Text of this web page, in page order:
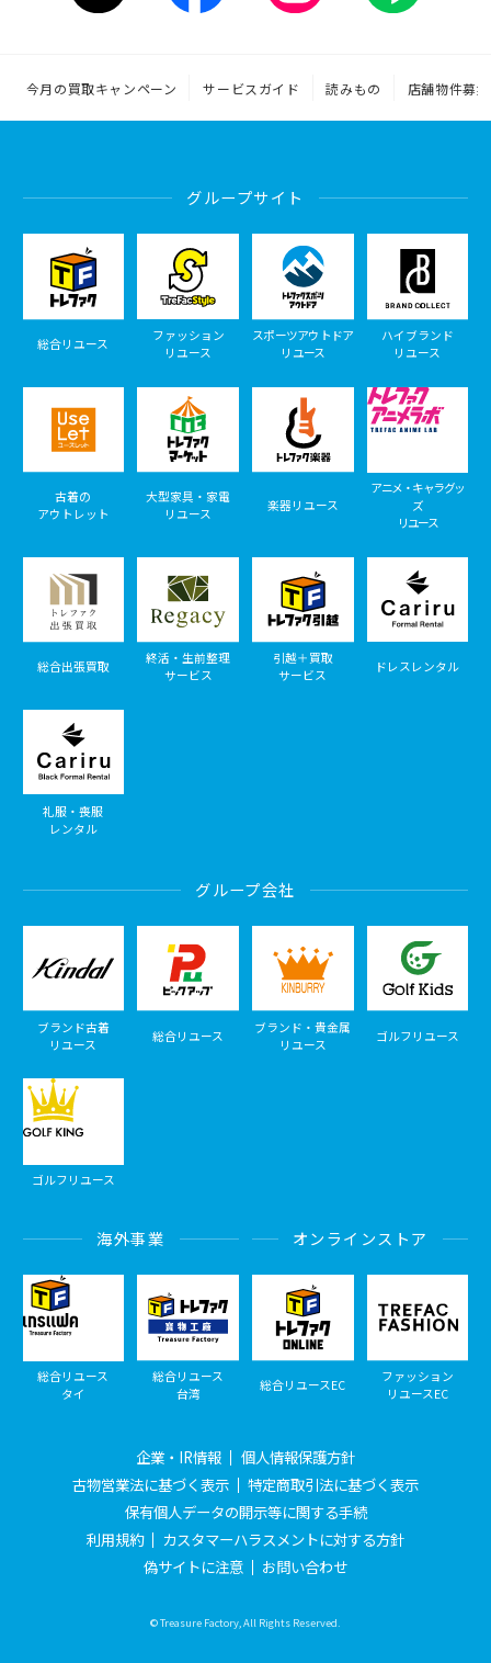
今月の買取キャンペーン サービスガイド 読みもの 店舗物件募集
グループサイト
総合リユース
ファッション
リユース
スポーツアウトドア
リユース
ハイブランド
リユース
古着の
アウトレット
大型家具・家電
リユース
楽器リユース
アニメ・キャラグッ
ズ
リユース
総合出張買取
終活・生前整理
サービス
引越＋買取
サービス
ドレスレンタル
礼服・喪服
レンタル
グループ会社
ブランド古着
リユース
総合リユース
ブランド・貴金属
リユース
ゴルフリユース
ゴルフリユース
海外事業
総合リユース
タイ
総合リユース
台湾
オンラインストア
総合リユースEC
ファッション
リユースEC
企業・IR情報
個人情報保護方針
古物営業法に基づく表示
特定商取引法に基づく表示
保有個人データの開示等に関する手続
利用規約
カスタマーハラスメントに対する方針
偽サイトに注意
お問い合わせ
© Treasure Factory, All Rights Reserved.